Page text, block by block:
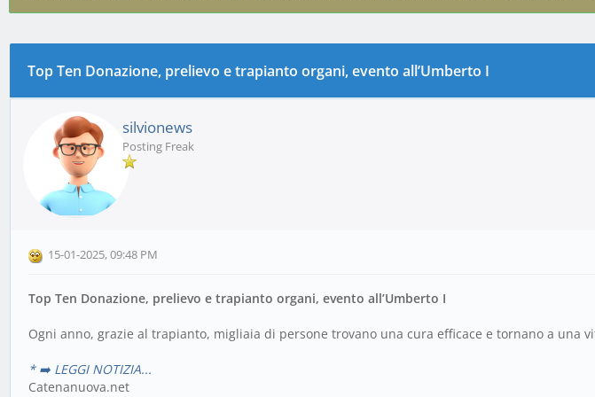
0 voto(i) - 0 media
1
2
3
4
5
Top Ten Donazione, prelievo e trapianto organi, evento all’Umberto I
silvionews
Posting Freak
15-01-2025, 09:48 PM
Top Ten Donazione, prelievo e trapianto organi, evento all’Umberto I
Ogni anno, grazie al trapianto, migliaia di persone trovano una cura efficace e tornano a una
* ➡️ LEGGI NOTIZIA...
Catenanuova.net